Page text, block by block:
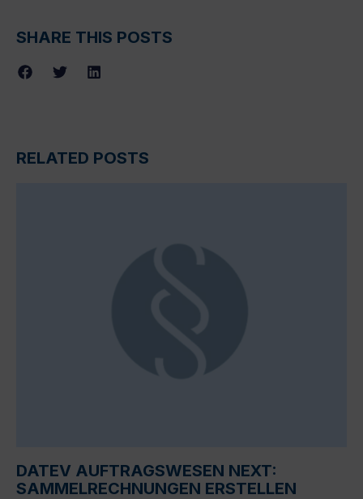
SHARE THIS POSTS
RELATED POSTS
DATEV AUFTRAGSWESEN NEXT:
SAMMELRECHNUNGEN ERSTELLEN